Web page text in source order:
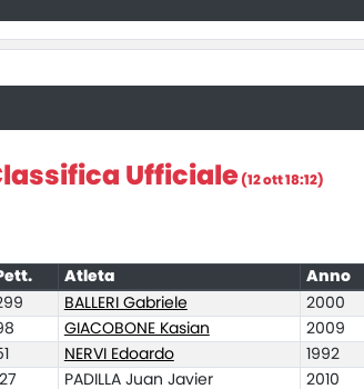
Ufficiale (12 ott 18:12)
Atleta Anno
BALLERI Gabriele 2000
GIACOBONE Kasian 2009
NERVI Edoardo 1992
PADILLA Juan Javier 2010